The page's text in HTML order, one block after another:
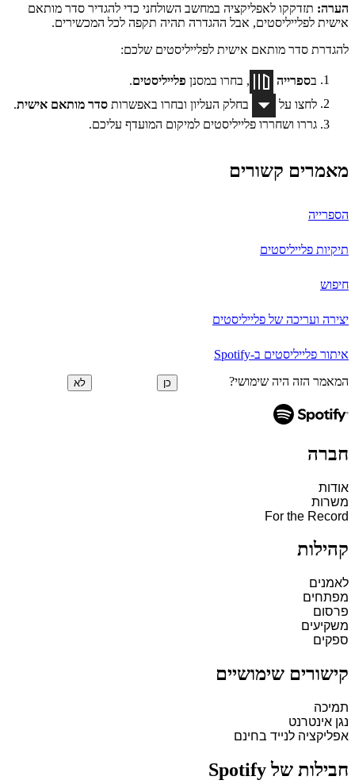
הערה: תזדקקו לאפליקציה במחשב השולחני כדי להגדיר סדר מותאם
אישית לפלייליסטים, אבל ההגדרה תהיה תקפה לכל המכשירים.
להגדרת סדר מותאם אישית לפלייליסטים שלכם:
בספרייה , בחרו במסנן פלייליסטים.
לחצו על
בחלק העליון ובחרו באפשרות סדר מותאם אישית.
גררו ושחררו פלייליסטים למיקום המועדף עליכם.
מאמרים קשורים
הספרייה
תיקיות פלייליסטים
חיפוש
יצירה ועריכה של פלייליסטים
איתור פלייליסטים ב-Spotify
המאמר הזה היה שימושי? כן לא
חברה
אודות
משרות
For the Record
קהילות
לאמנים
מפתחים
פרסום
משקיעים
ספקים
קישורים שימושיים
תמיכה
נגן אינטרנט
אפליקציה לנייד בחינם
חבילות של Spotify